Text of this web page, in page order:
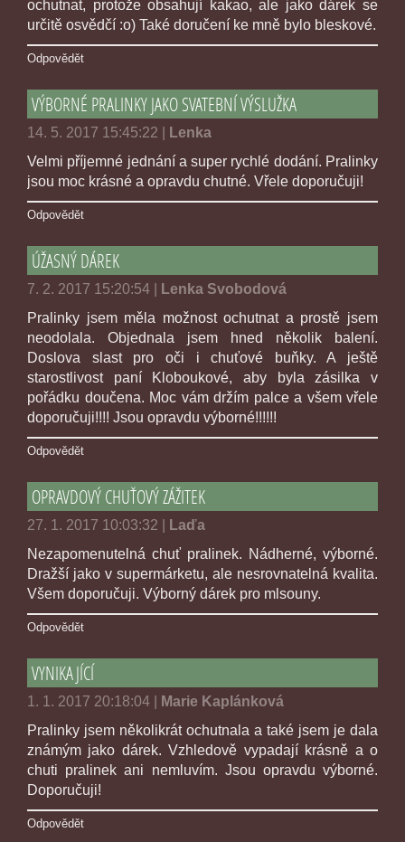
ochutnat, protože obsahují kakao, ale jako dárek se
určitě osvědčí :o) Také doručení ke mně bylo bleskové.
Odpovědět
VÝBORNÉ PRALINKY JAKO SVATEBNÍ VÝSLUŽKA
14. 5. 2017 15:45:22
Lenka
Velmi příjemné jednání a super rychlé dodání. Pralinky
jsou moc krásné a opravdu chutné. Vřele doporučuji!
Odpovědět
ÚŽASNÝ DÁREK
7. 2. 2017 15:20:54
Lenka Svobodová
Pralinky jsem měla možnost ochutnat a prostě jsem
neodolala. Objednala jsem hned několik balení.
Doslova slast pro oči i chuťové buňky. A ještě
starostlivost paní Kloboukové, aby byla zásilka v
pořádku doučena. Moc vám držím palce a všem vřele
doporučuji!!!! Jsou opravdu výborné!!!!!!
Odpovědět
OPRAVDOVÝ CHUŤOVÝ ZÁŽITEK
27. 1. 2017 10:03:32
Laďa
Nezapomenutelná chuť pralinek. Nádherné, výborné.
Dražší jako v supermárketu, ale nesrovnatelná kvalita.
Všem doporučuji. Výborný dárek pro mlsouny.
Odpovědět
VYNIKAJÍCÍ
1. 1. 2017 20:18:04
Marie Kaplánková
Pralinky jsem několikrát ochutnala a také jsem je dala
známým jako dárek. Vzhledově vypadají krásně a o
chuti pralinek ani nemluvím. Jsou opravdu výborné.
Doporučuji!
Odpovědět